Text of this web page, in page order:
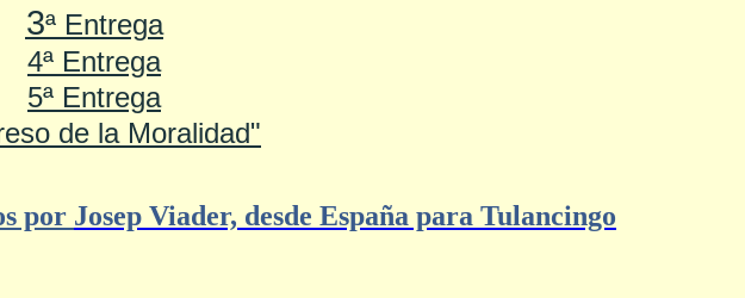
3ª Entrega
4ª Entrega
5ª Entrega
de la Moralidad"
por Josep Viader, desde España para Tulancingo